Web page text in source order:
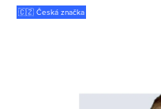
🇨🇿 Česká značka